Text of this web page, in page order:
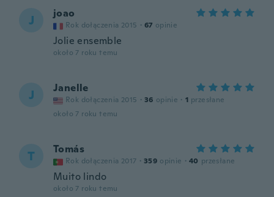
J joao
Rok dołączenia 2015 · 67 opinie
Jolie ensemble
około 7 roku temu
J Janelle
Rok dołączenia 2015 · 36 opinie · 1 przesłane
około 7 roku temu
T Tomás
Rok dołączenia 2017 · 359 opinie · 40 przesłane
Muito lindo
około 7 roku temu